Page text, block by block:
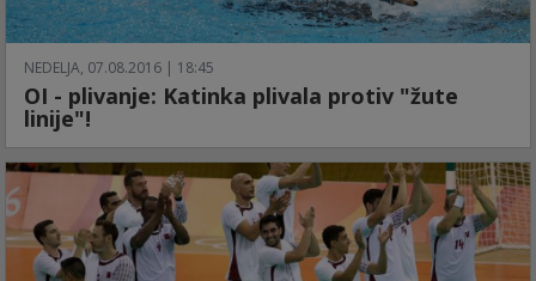
NEDELJA, 07.08.2016 | 18:45
OI - plivanje: Katinka plivala protiv "žute
linije"!